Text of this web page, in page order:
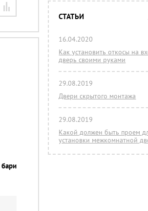
СТАТЬИ
16.04.2020
Как установить откосы на
дверь своими руками
29.08.2019
Двери скрытого монтажа
29.08.2019
Какой должен быть проем
установки межкомнатной